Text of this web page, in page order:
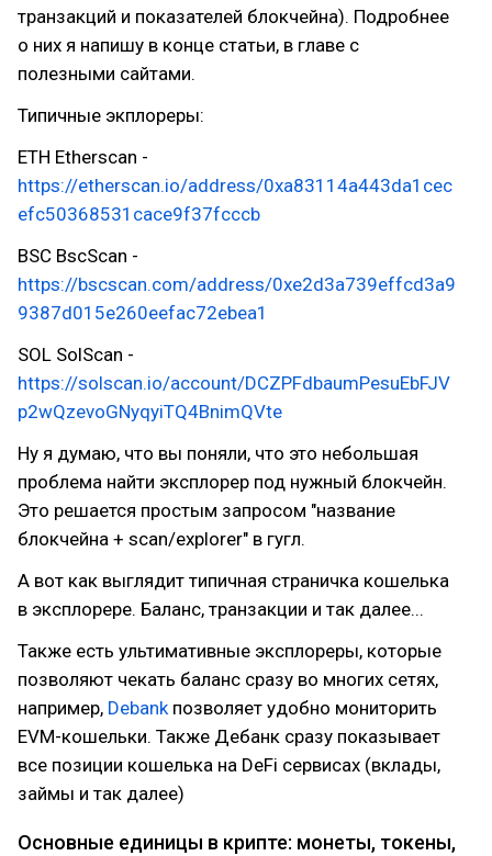
транзакций и показателей блокчейна). Подробнее
о них я напишу в конце статьи, в главе с
полезными сайтами.
Типичные экплореры:
ETH Etherscan -
https://etherscan.io/address/0xa83114a443da1cec
efc50368531cace9f37fcccb
BSC BscScan -
https://bscscan.com/address/0xe2d3a739effcd3a9
9387d015e260eefac72ebea1
SOL SolScan -
https://solscan.io/account/DCZPFdbaumPesuEbFJV
p2wQzevoGNyqyiTQ4BnimQVte
Ну я думаю, что вы поняли, что это небольшая
проблема найти эксплорер под нужный блокчейн.
Это решается простым запросом "название
блокчейна + scan/explorer" в гугл.
А вот как выглядит типичная страничка кошелька
в эксплорере. Баланс, транзакции и так далее...
Также есть ультимативные эксплореры, которые
позволяют чекать баланс сразу во многих сетях,
например, Debankпозволяет удобно мониторить
EVM-кошельки. Также Дебанк сразу показывает
все позиции кошелька на DeFi сервисах (вклады,
займы и так далее)
Основные единицы в крипте: монеты, токены,